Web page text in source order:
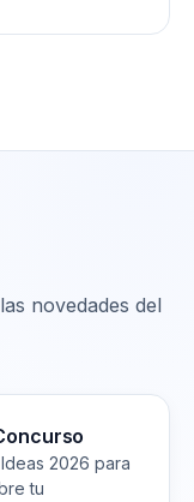
novedades del
2026 para
tu